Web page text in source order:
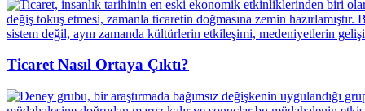
Ticaret Nasıl Ortaya Çıktı?